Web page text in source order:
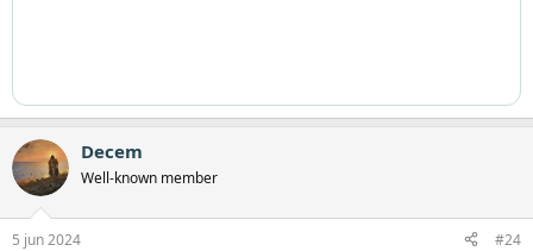
Decem
Well-known member
5 jun 2024 #24